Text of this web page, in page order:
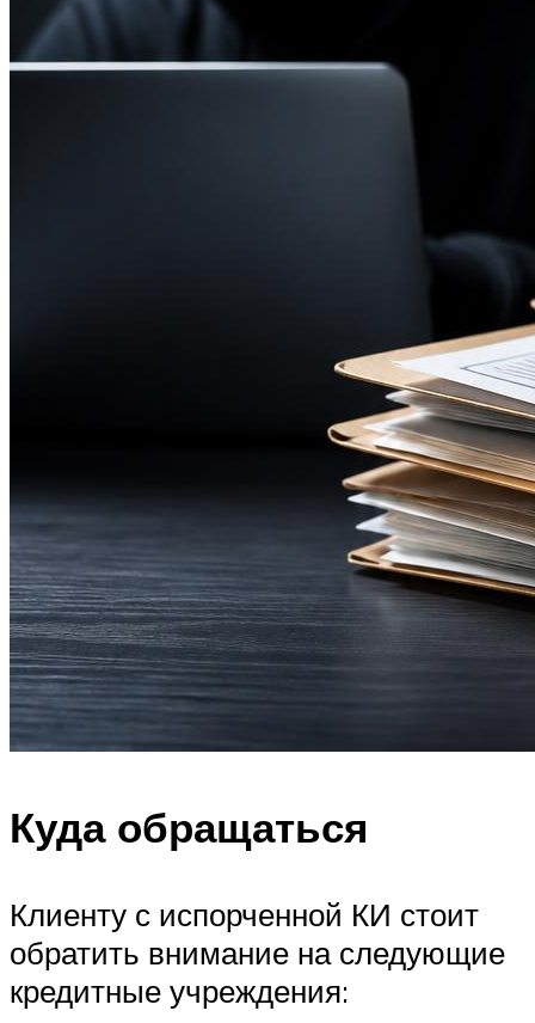
Куда обращаться
Клиенту с испорченной КИ стоит
обратить внимание на следующие
кредитные учреждения: